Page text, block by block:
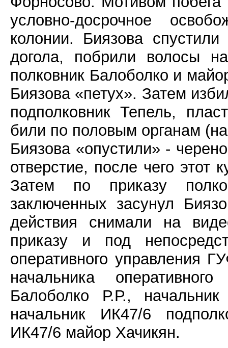
условно-досрочное
колонии. Биязова
догола, побрили волосы
полковник Балоболко и
Биязова «петух». Затем
подполковник Тепель,
били по половым органам
Биязова «опустили» -
отверстие, после чего
Затем по приказу
заключенных засунул
действия снимали на
приказу и под
оперативного управления
начальника
Балоболко Р.Р.,
начальник ИК47/6
ИК47/6 майор Хачикян.